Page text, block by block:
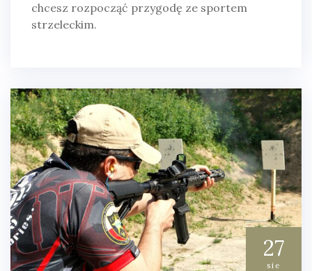
chcesz rozpocząć przygodę ze sportem
strzeleckim.
27
sie